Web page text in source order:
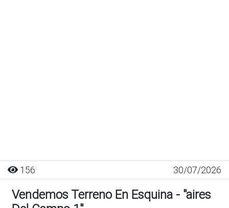
156 30/07/2026
Vendemos Terreno En Esquina - "aires